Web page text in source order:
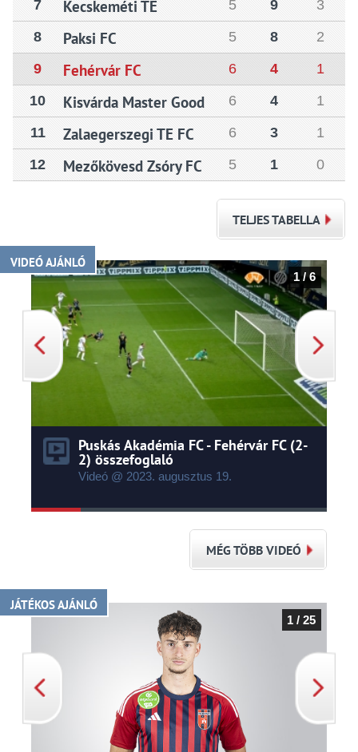
7 Kecskeméti TE 5 9
3
8
Paksi FC 5 8
2
9
Fehérvár FC 6 4
1
10
Kisvárda Master Good 6 4
1
11
Zalaegerszegi TE FC 6 3
1
12
Mezőkövesd Zsóry FC 5 1 0
TELJES TABELLA
VIDEÓ AJÁNLÓ
Puskás Akadémia FC - Fehérvár FC (2-
2) összefoglaló
Videó @ 2023. augusztus 19.
1 / 6
MÉG TÖBB VIDEÓ
JÁTÉKOS AJÁNLÓ
1 / 25